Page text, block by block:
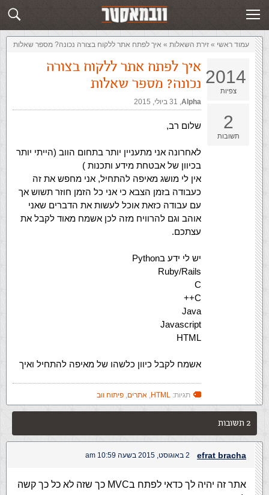
שלח תשובה זירת השאלות
עמוד ראשי » ‏זירת השאלות‏ » איך לפתח אתר ללקוח בצורה נכונה? מספר שאלות
2014
צפיות
2
תשובות
איך לפתח אתר ללקוח בצורה
נכונה? מספר שאלות
Alpha
,‏ 31 ביולי, 2015
שלום רב,
לאחרונה אני מתעניין יותר בתחום הווב (הייתי יותר
בכיוון של אבטחת מידע ותכנות )
אין לי מושג מאיפה להתחיל, אני מחפש את זה
כעבודה בזמן הצבא כי אני כל הזמן חוזר תשוש אך
עם עבודה כזאת אוכל לעשות את הדברים שאני
אוהב וגם להרוויח מזה לכן אשמח מאוד לקבל את
עצתכם.
יש לי ידע בPython
Ruby/Rails
C
C++
Java
Javascript
HTML
אשמח לקבל כיוון כלשהו של מאיפה להתחיל ואיך
תגיות: HTML
, אתרים, פיתוח ווב
2 תשובות
efrat bracha 2 באוגוסט, 2015 בשעה 10:59 am
אתר זה יהיה לך כדאי לפתח בMVC כך שזה לא כל כך קשה